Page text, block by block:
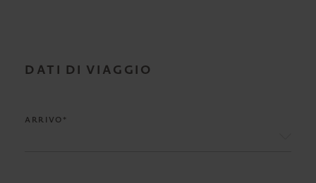
DATI DI VIAGGIO
ARRIVO*